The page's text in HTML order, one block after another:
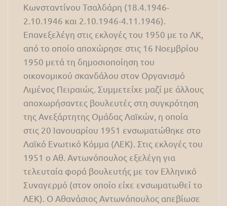
Κωνσταντίνου Τσαλδάρη (18.4.1946-
2.10.1946 και 2.10.1946-4.11.1946).
Επανεξελέγη στις εκλογές του 1950 με το ΛΚ,
από το οποίο αποχώρησε στις 16 Νοεμβρίου
1950 μετά τη δημοσιοποίηση του
οικονομικού σκανδάλου στον Οργανισμό
Λιμένος Πειραιώς. Συμμετείχε μαζί με άλλους
αποχωρήσαντες βουλευτές στη συγκρότηση
της Ανεξάρτητης Ομάδας Λαϊκών, η οποία
στις 20 Ιανουαρίου 1951 ενσωματώθηκε στο
Λαϊκό Ενωτικό Κόμμα (ΛΕΚ). Στις εκλογές του
1951 ο Αθ. Αντωνόπουλος εξελέγη για
τελευταία φορά βουλευτής με τον Ελληνικό
Συναγερμό (στον οποίο είχε ενσωματωθεί το
ΛΕΚ). Ο Αθανάσιος Αντωνόπουλος απεβίωσε